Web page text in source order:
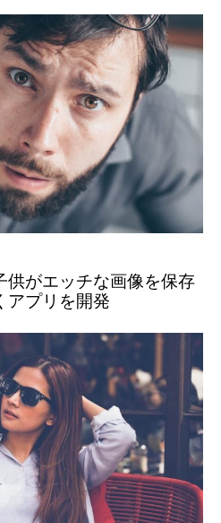
供がエッチな画像を保存
アプリを開発